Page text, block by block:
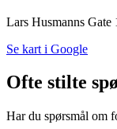
Lars Husmanns Gate
Se kart i Google
Ofte stilte
Har du spørsmål om